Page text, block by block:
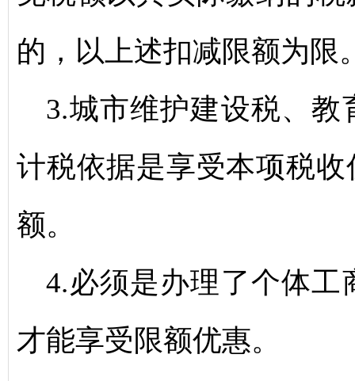
的，以上述扣减限额为限
3.城市维护建设税、
计税依据是享受本项税
额。
4.必须是办理了个体
才能享受限额优惠。